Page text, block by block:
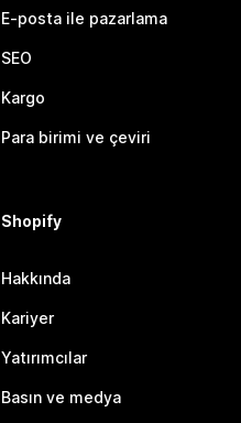
E-posta ile pazarlama
SEO
Kargo
Para birimi ve çeviri
Shopify
Hakkında
Kariyer
Yatırımcılar
Basın ve medya